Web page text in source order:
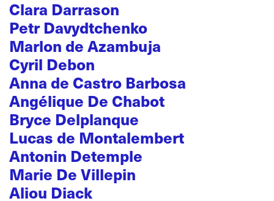
Clara Darrason
Petr Davydtchenko
Marlon de Azambuja
Cyril Debon
Anna de Castro Barbosa
Angélique De Chabot
Bryce Delplanque
Lucas de Montalembert
Antonin Detemple
Marie De Villepin
Aliou Diack